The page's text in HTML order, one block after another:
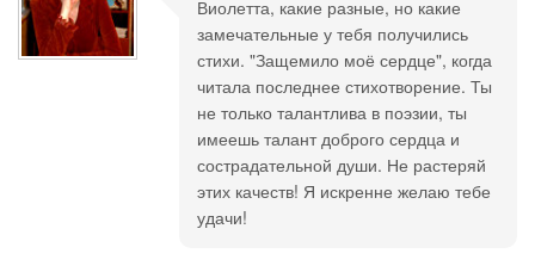
Виолетта, какие разные, но какие
замечательные у тебя получились
стихи. "Защемило моё сердце", когда
читала последнее стихотворение. Ты
не только талантлива в поэзии, ты
имеешь талант доброго сердца и
сострадательной души. Не растеряй
этих качеств! Я искренне желаю тебе
удачи!